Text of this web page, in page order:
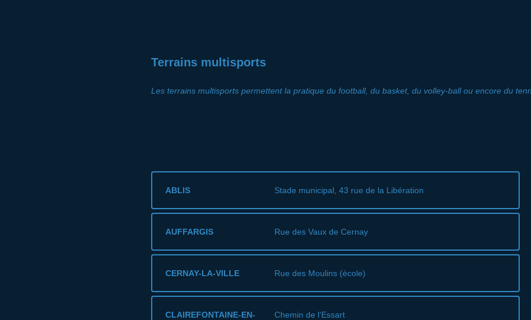
Terrains multisports
Les terrains multisports permettent la pratique du football, du basket, du volley-ball ou encore du
ABLIS Stade municipal, 43 rue de la Libération
AUFFARGIS Rue des Vaux de Cernay
CERNAY-LA-VILLE Rue des Moulins (école)
CLAIREFONTAINE-EN-
Chemin de l’Essart